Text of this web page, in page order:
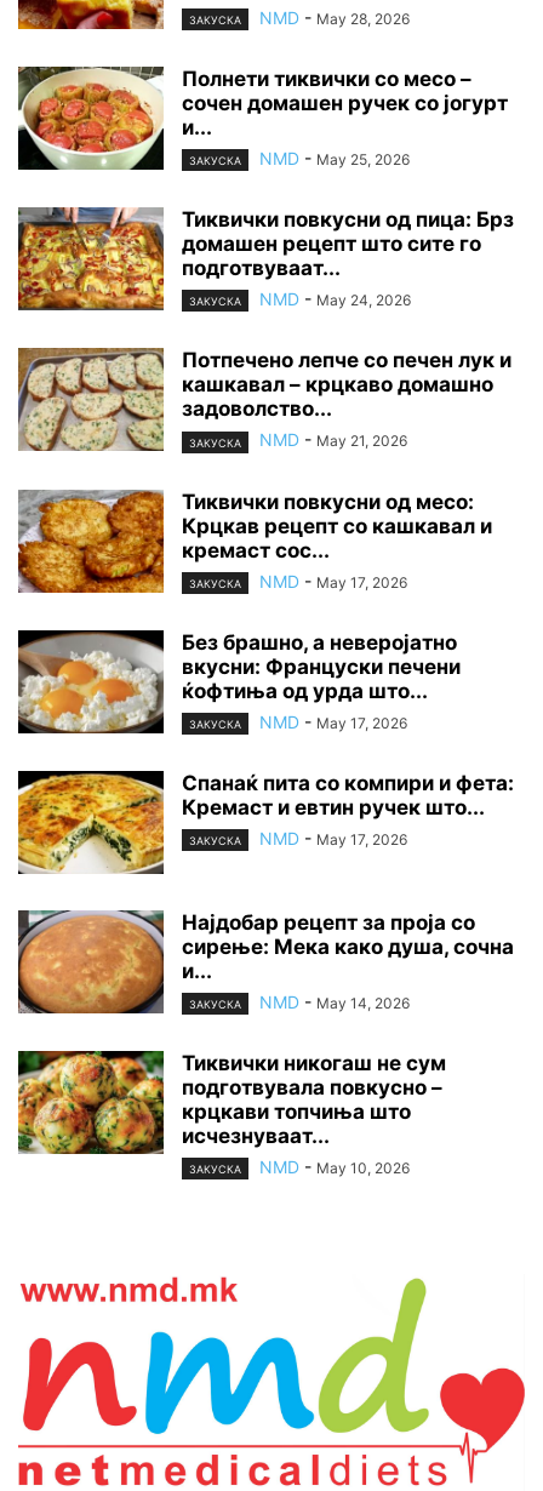
ЗАКУСКА NMD - May 28, 2026
Полнети тиквички со месо –
сочен домашен ручек со јогурт
и...
ЗАКУСКА NMD - May 25, 2026
Тиквички повкусни од пица: Брз
домашен рецепт што сите го
подготвуваат...
ЗАКУСКА NMD - May 24, 2026
Потпечено лепче со печен лук и
кашкавал – крцкаво домашно
задоволство...
ЗАКУСКА NMD - May 21, 2026
Тиквички повкусни од месо:
Крцкав рецепт со кашкавал и
кремаст сос...
ЗАКУСКА NMD - May 17, 2026
Без брашно, а неверојатно
вкусни: Француски печени
ќофтиња од урда што...
ЗАКУСКА NMD - May 17, 2026
Спанаќ пита со компири и фета:
Кремаст и евтин ручек што...
ЗАКУСКА NMD - May 17, 2026
Најдобар рецепт за проја со
сирење: Мека како душа, сочна
и...
ЗАКУСКА NMD - May 14, 2026
Тиквички никогаш не сум
подготвувала повкусно –
крцкави топчиња што
исчезнуваат...
ЗАКУСКА NMD - May 10, 2026